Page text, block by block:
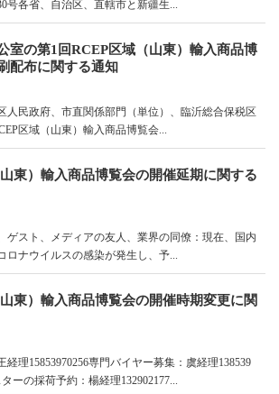
号各省、自治区、直轄市と新疆生...
室の第1回RCEP区域（山東）輸入商品博
配布に関する通知
人民政府、市直関係部門（単位）、臨沂総合保税区
区域（山東）輸入商品博覧会...
東）輸入商品博覧会の開催延期に関する
ゲスト、メディアの友人、業界の同僚：現在、国内
ロナウイルスの感染が発生し、予...
東）輸入商品博覧会の開催時期変更に関
理15853970256専門バイヤー募集：虞経理138539
ーの採荷予約：楊経理132902177...